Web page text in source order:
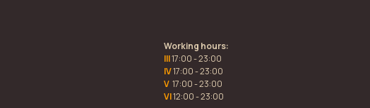
Working hours:
III17:00 - 23:00
IV17:00 - 23:00
V 17:00 - 23:00
VI12:00 - 23:00